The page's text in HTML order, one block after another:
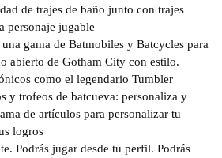
de trajes de baño junto con trajes
personaje jugable
gama de Batmobiles y Batcycles para
abierto de Gotham City con estilo.
como el legendario Tumbler
y trofeos de batcueva: personaliza y
de artículos para personalizar tu
logros
Podrás jugar desde tu perfil. Podrás